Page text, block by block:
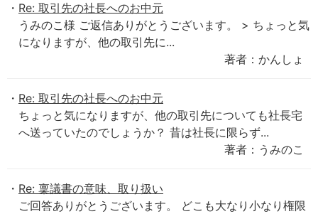
Re: 取引先の社長へのお中元
うみのこ様 ご返信ありがとうございます。 > ちょっと気
になりますが、他の取引先に...
著者：かんしょ
Re: 取引先の社長へのお中元
ちょっと気になりますが、他の取引先についても社長宅
へ送っていたのでしょうか？ 昔は社長に限らず...
著者：うみのこ
Re: 稟議書の意味、取り扱い
ご回答ありがとうございます。 どこも大なり小なり権限